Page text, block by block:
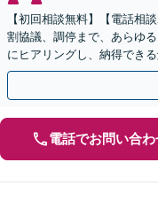
【初回相談無料】【電話相
割協議、調停まで、あらゆ
にヒアリングし、納得でき
【夜間・休日対応可】【西
電話でお問い合わ